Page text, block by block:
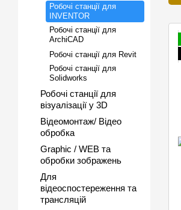
Робочі станції для
INVENTOR
Робочі станції для
ArchiCAD
Робочі станції для Revit
Робочі станції для
Solidworks
Робочі станції для
візуалізації у 3D
Відеомонтаж/ Відео
обробка
Graphic / WEB та
обробки зображень
Для
відеоспостереження та
трансляцій